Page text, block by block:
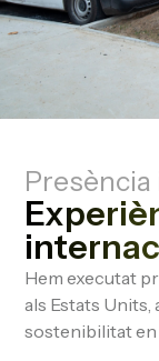
Hem executat
als Estats
sostenibilitat